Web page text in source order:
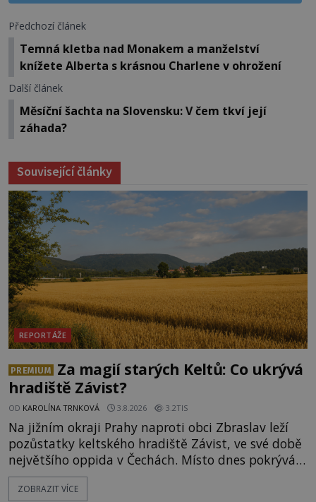
Předchozí článek
Temná kletba nad Monakem a manželství
knížete Alberta s krásnou Charlene v ohrožení
Další článek
Měsíční šachta na Slovensku: V čem tkví její
záhada?
Související články
REPORTÁŽE
PREMIUM
Za magií starých Keltů: Co ukrývá
hradiště Závist?
OD KAROLÍNA TRNKOVÁ 3.8.2026 3.2TIS
Na jižním okraji Prahy naproti obci Zbraslav leží
pozůstatky keltského hradiště Závist, ve své době
největšího oppida v Čechách. Místo dnes pokrývá
les, zbytky po kdysi monumentálním hradišti jsou
ale v terénu patrné stále. Co dalšího tu po Keltech
ZOBRAZIT VÍCE